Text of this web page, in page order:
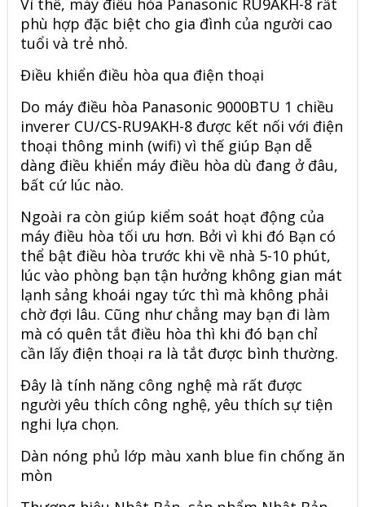
Vì thế, máy điều hòa Panasonic RU9AKH-8 rất
phù hợp đặc biệt cho gia đình của người cao
tuổi và trẻ nhỏ.
Điều khiển điều hòa qua điện thoại
Do máy điều hòa Panasonic 9000BTU 1 chiều
inverer CU/CS-RU9AKH-8 được kết nối với điện
thoại thông minh (wifi) vì thế giúp Bạn dễ
dàng điều khiển máy điều hòa dù đang ở đâu,
bất cứ lúc nào.
Ngoài ra còn giúp kiểm soát hoạt động của
máy điều hòa tối ưu hơn. Bởi vì khi đó Bạn có
thể bật điều hòa trước khi về nhà 5-10 phút,
lúc vào phòng bạn tận hưởng không gian mát
lạnh sảng khoái ngay tức thì mà không phải
chờ đợi lâu. Cũng như chẳng may bạn đi làm
mà có quên tắt điều hòa thì khi đó bạn chỉ
cần lấy điện thoại ra là tắt được bình thường.
Đây là tính năng công nghệ mà rất được
người yêu thích công nghệ, yêu thích sự tiện
nghi lựa chọn.
Dàn nóng phủ lớp màu xanh blue fin chống ăn
mòn